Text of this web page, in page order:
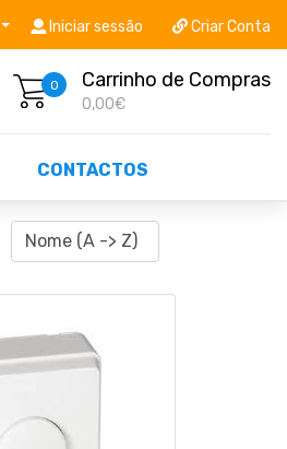
Não perca já as centenas de
Iniciar sessão Criar Conta
0 Carrinho de Compras
0,00€
CONTACTOS